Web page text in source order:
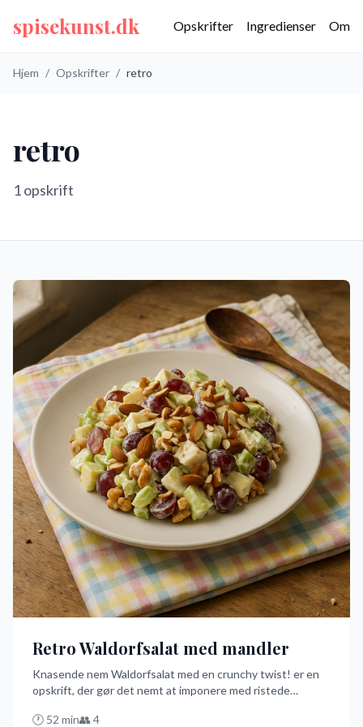
spisekunst.dk Opskrifter Ingredienser Om
Hjem / Opskrifter / retro
retro
1opskrift
Retro Waldorfsalat med mandler
Knasende nem Waldorfsalat med en crunchy twist! er en
opskrift, der gør det nemt at imponere med ristede
med æbler, selleri og druer i en cremet dressing bliver din
🕐 52 min👥 4